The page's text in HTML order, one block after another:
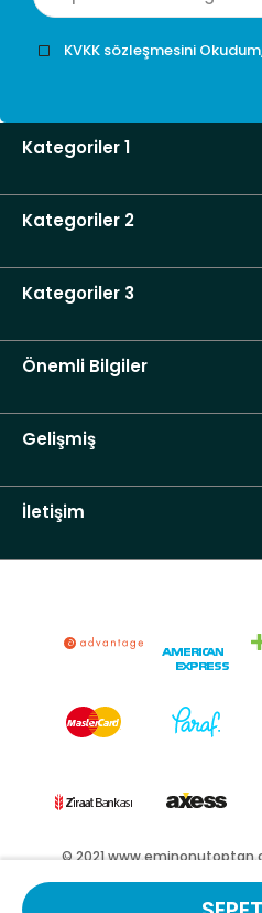
KVKK sözleşmesini
Kategoriler 1
Kategoriler 2
Kategoriler 3
Önemli Bilgiler
Gelişmiş
İletişim
© 2021